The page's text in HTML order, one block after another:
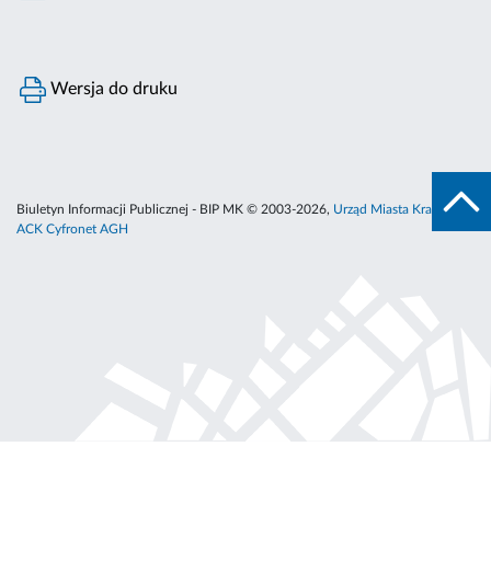
Wersja do druku
Biuletyn Informacji Publicznej - BIP MK © 2003-2026, Urząd Miasta Krakowa
ACK Cyfronet AGH